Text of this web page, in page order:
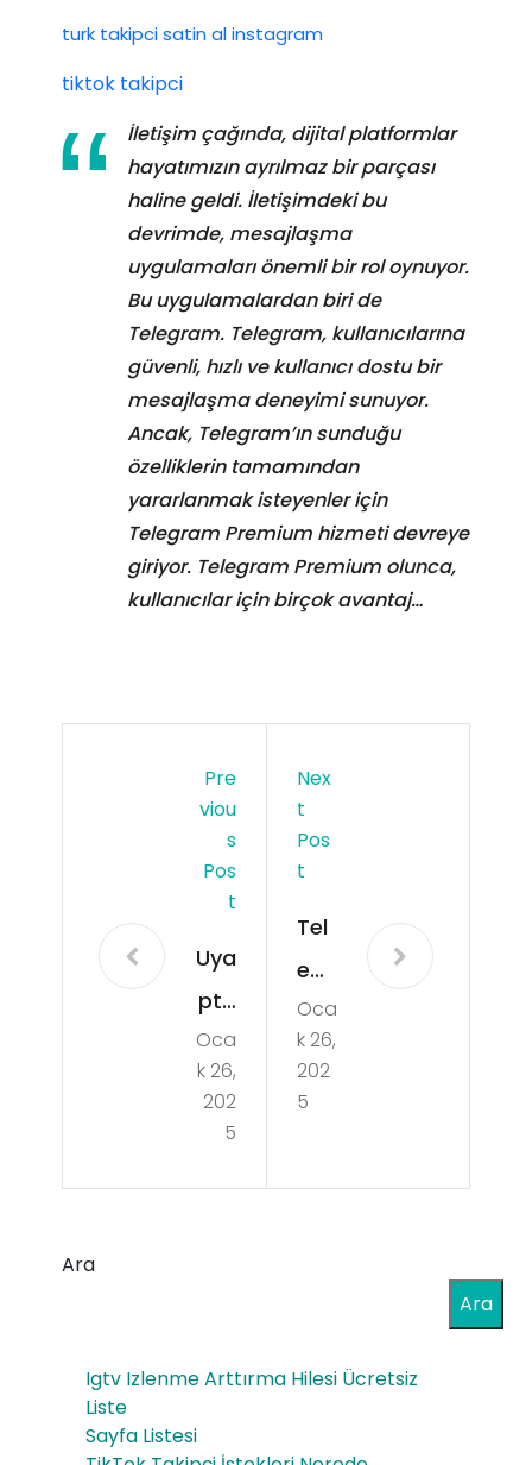
turk takipci satin al instagram
tiktok takipci
İletişim çağında, dijital platformlar
hayatımızın ayrılmaz bir parçası
haline geldi. İletişimdeki bu
devrimde, mesajlaşma
uygulamaları önemli bir rol oynuyor.
Bu uygulamalardan biri de
Telegram. Telegram, kullanıcılarına
güvenli, hızlı ve kullanıcı dostu bir
mesajlaşma deneyimi sunuyor.
Ancak, Telegram’ın sunduğu
özelliklerin tamamından
yararlanmak isteyenler için
Telegram Premium hizmeti devreye
giriyor. Telegram Premium olunca,
kullanıcılar için birçok avantaj…
Pre
Viou
S
Pos
T
Uya
pta
sor
uşt
ur
Oca
k 26,
202
5
Nex
T
Pos
T
Tel
egr
am
hes
abı
me
Oca
k 26,
202
5
Ara
Ara
Igtv Izlenme Arttırma Hilesi Ücretsiz
Liste
Sayfa Listesi